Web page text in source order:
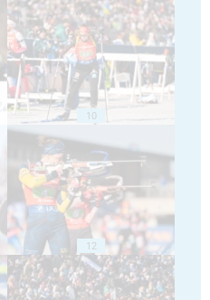
10
12